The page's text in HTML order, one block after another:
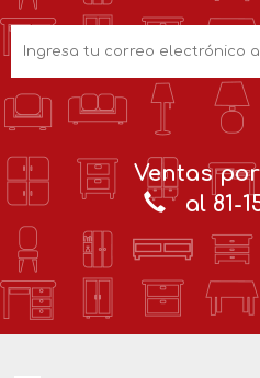
Ventas
al 81-